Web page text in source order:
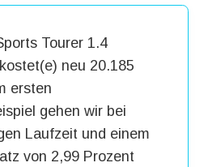
Tourer 1.4
neu 20.185
ersten
gehen wir bei
Laufzeit und einem
von 2,99 Prozent